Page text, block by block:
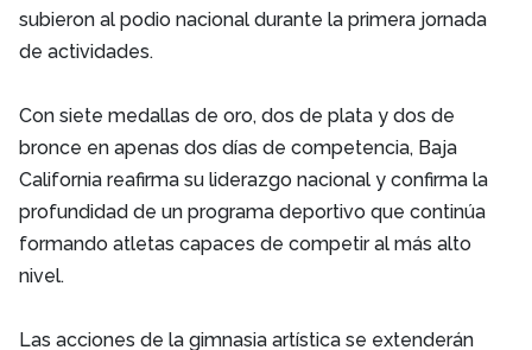
subieron al podio nacional durante la primera jornada
de actividades.
Con siete medallas de oro, dos de plata y dos de
bronce en apenas dos días de competencia, Baja
California reafirma su liderazgo nacional y confirma la
profundidad de un programa deportivo que continúa
formando atletas capaces de competir al más alto
nivel.
Las acciones de la gimnasia artística se extenderán